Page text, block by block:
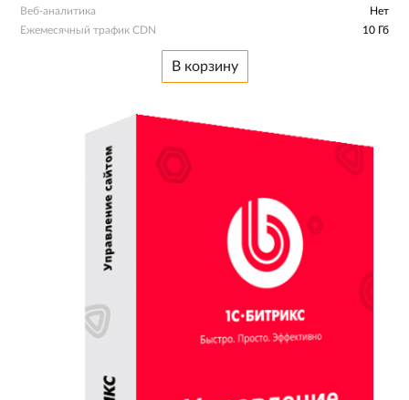
Веб-аналитика
Нет
Ежемесячный трафик CDN
10 Гб
В корзину